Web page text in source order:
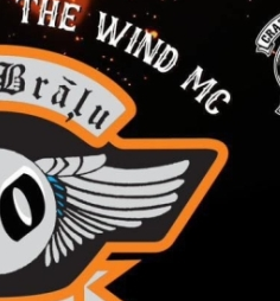
par uzvarētāju SIA
par uzvarētāju SIA